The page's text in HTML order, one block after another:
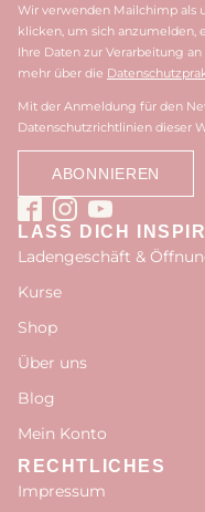
Wir verwenden Mailchimp als
klicken, um sich anzumelden,
Ihre Daten zur Verarbeitung
mehr über die
Mit der Anmeldung für den
Datenschutzrichtlinien dieser
LASS DICH
Ladengeschäft &
Kurse
Shop
Über uns
Blog
Mein Konto
RECHTLICHES
Impressum